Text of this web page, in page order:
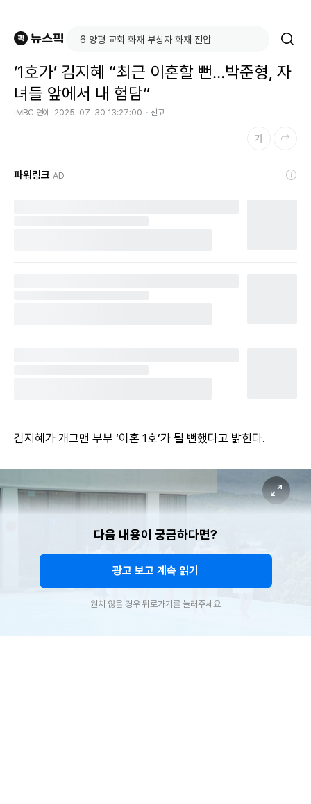
‘1호가’ 김지혜 “최근 이혼할 뻔…박준형, 자
녀들 앞에서 내 험담”
iMBC 연예 2025-07-30 13:27:00 신고
파워링크 AD
김지혜가 개그맨 부부 ‘이혼 1호’가 될 뻔했다고 밝힌다.
다음 내용이 궁금하다면?
광고 보고 계속 읽기
원치 않을 경우 뒤로가기를 눌러주세요